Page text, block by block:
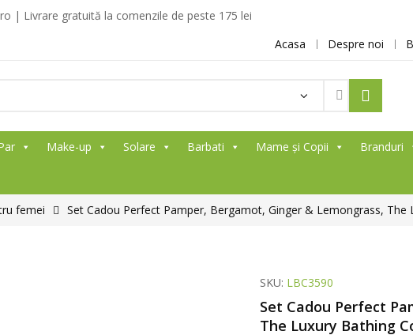
| Livrare gratuită la comenzile de peste 175 lei
Acasa
Despre noi
Make-up Solare Barbati Mame și Copii Branduri
femei Set Cadou Perfect Pamper, Bergamot, Ginger & Lemongrass, The
SKU: LBC3590
Set Cadou Perfect
The Luxury Bathing